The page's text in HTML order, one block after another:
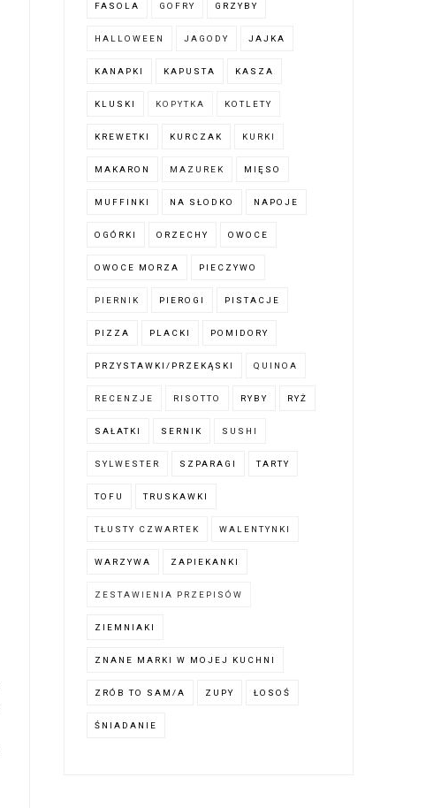
FASOLA GOFRY GRZYBY
HALLOWEEN JAGODY JAJKA
KANAPKI KAPUSTA KASZA
KLUSKI KOPYTKA KOTLETY
KREWETKI KURCZAK KURKI
MAKARON MAZUREK MIĘSO
MUFFINKI NA SŁODKO NAPOJE
OGÓRKI ORZECHY OWOCE
OWOCE MORZA PIECZYWO
PIERNIK PIEROGI PISTACJE
PIZZA PLACKI POMIDORY
PRZYSTAWKI/PRZEKĄSKI QUINOA
RECENZJE RISOTTO RYBY RYŻ
SAŁATKI SERNIK SUSHI
SYLWESTER SZPARAGI TARTY
TOFU TRUSKAWKI
TŁUSTY CZWARTEK WALENTYNKI
WARZYWA ZAPIEKANKI
ZESTAWIENIA PRZEPISÓW
ZIEMNIAKI
ZNANE MARKI W MOJEJ KUCHNI
ZRÓB TO SAM/A ZUPY ŁOSOŚ
ŚNIADANIE